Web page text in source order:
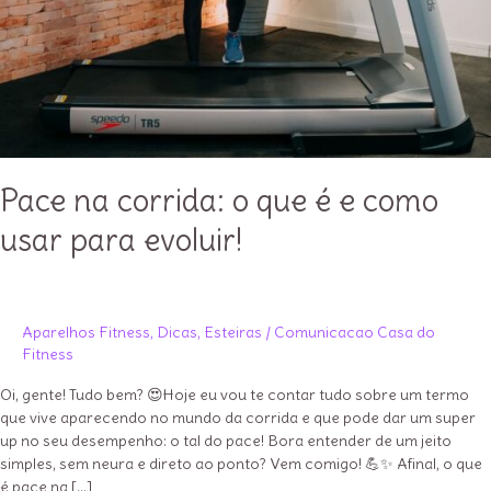
Pace na corrida: o que é e como
usar para evoluir!
Aparelhos Fitness, Dicas, Esteiras / Comunicacao Casa do
Fitness
Oi, gente! Tudo bem? 😍Hoje eu vou te contar tudo sobre um termo
que vive aparecendo no mundo da corrida e que pode dar um super
up no seu desempenho: o tal do pace! Bora entender de um jeito
simples, sem neura e direto ao ponto? Vem comigo! 💪✨ Afinal, o que
é pace na […]